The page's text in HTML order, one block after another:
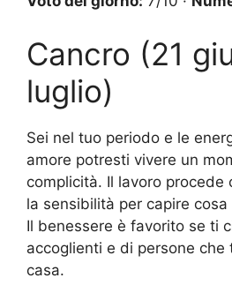
Cancro (21
luglio)
Sei nel tuo periodo e le
amore potresti vivere un
complicità. Il lavoro
la sensibilità per capire
Il benessere è favorito se ti
accoglienti e di persone che
casa.